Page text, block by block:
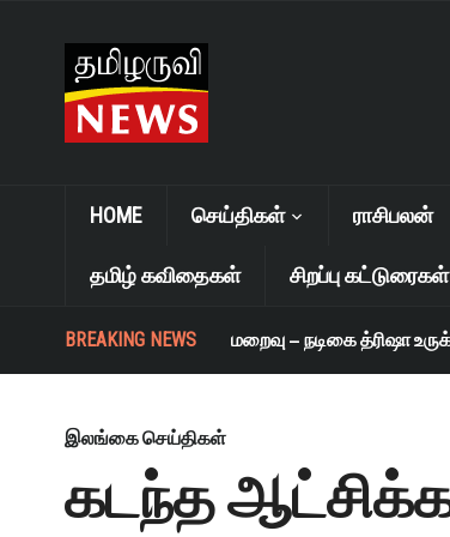
HOME செய்திகள் ராசிபலன்
தமிழ் கவிதைகள் சிறப்பு கட்டுரைகள்
BREAKING NEWS
எஸ். ஜானகி மறைவு – நடிகை த்ரிஷா
இலங்கை செய்திகள்
கடந்த